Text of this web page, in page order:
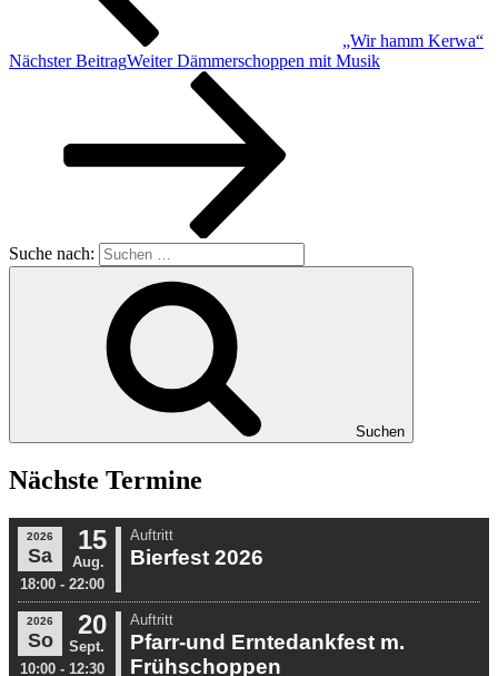
„Wir hamm Kerwa“
Nächster BeitragWeiter Dämmerschoppen mit Musik
Suche nach:
Suchen
Nächste Termine